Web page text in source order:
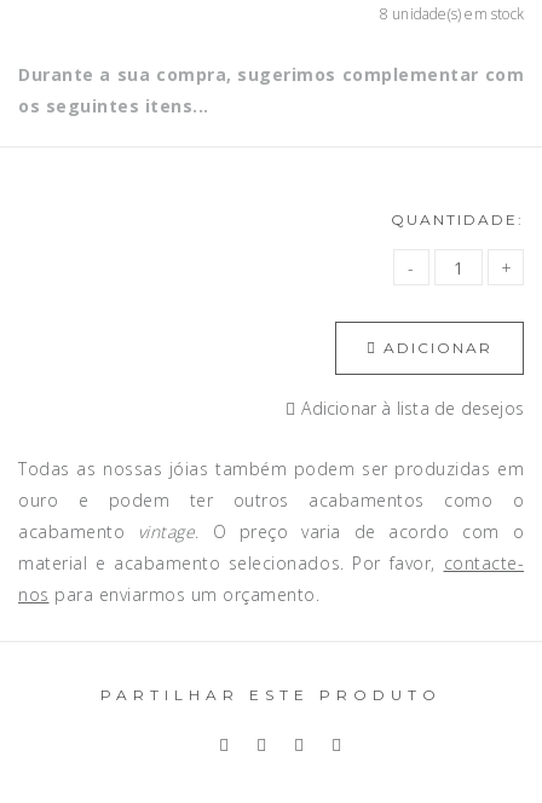
8 unidade(s) em stock
Durante a sua compra, sugerimos complementar com
os seguintes itens...
QUANTIDADE:
ADICIONAR
Adicionar à lista de desejos
Todas as nossas jóias também podem ser produzidas em
ouro e podem ter outros acabamentos como o
acabamento
vintage. O preço varia de acordo com o
material e acabamento selecionados. Por favor, contacte-
nos para enviarmos um orçamento.
PARTILHAR ESTE PRODUTO